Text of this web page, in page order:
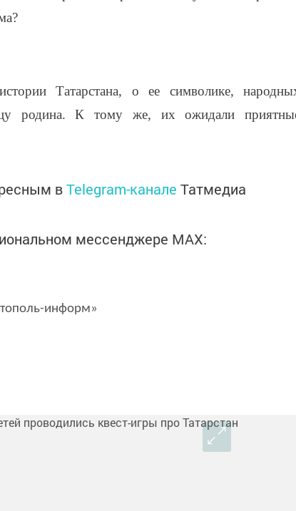
Татарстана, о ее символике,
родина. К тому же, их ожидали
вTelegram-канале Татмедиа
мессенджере MАХ:
информ»